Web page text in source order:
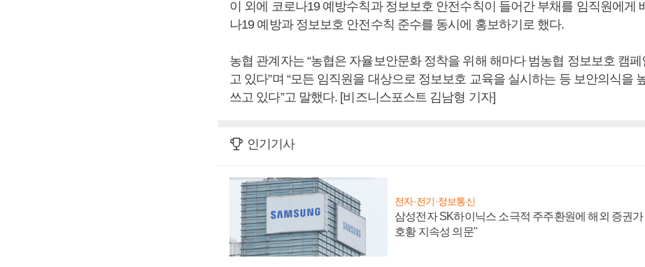
이 외에 코로나19 예방수칙과 정보보호 안전수칙이 들어간 부채를 임직원에게
나19 예방과 정보보호 안전수칙 준수를 동시에 홍보하기로 했다.
농협 관계자는 “농협은 자율보안문화 정착을 위해 해마다 범농협 정보보호 캠
고 있다”며 “모든 임직원을 대상으로 정보보호 교육을 실시하는 등 보안의식을
쓰고 있다”고 말했다. [비즈니스포스트 김남형 기자]
인기기사
전자·전기·정보통신
삼성전자 SK하이닉스 소극적 주주환원에 해외 증권가
호황 지속성 의문"